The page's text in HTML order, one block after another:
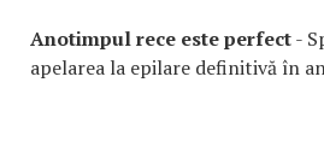
Anotimpul rece este perfect-
apelarea la epilare definitivă în